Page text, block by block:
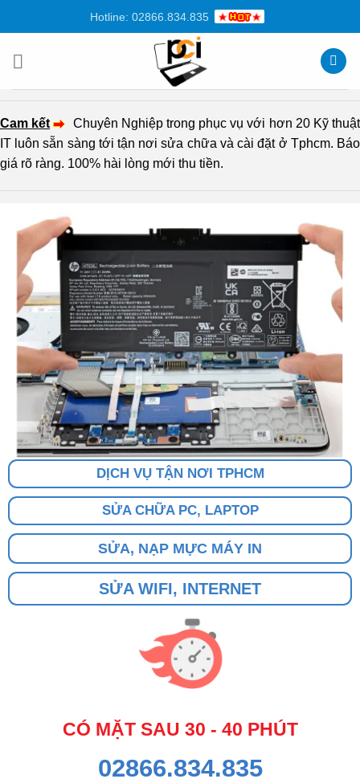
dung
Hotline: 02866.834.835
Cam kết
Chuyên Nghiệp trong phục vụ với hơn 20 Kỹ thuật
IT luôn sẵn sàng tới tận nơi sửa chữa và cài đặt ở Tphcm. Báo
giá rõ ràng. 100% hài lòng mới thu tiền.
DỊCH VỤ TẬN NƠI TPHCM
SỬA CHỮA PC, LAPTOP
SỬA, NẠP MỰC MÁY IN
SỬA WIFI, INTERNET
CÓ MẶT SAU 30 - 40 PHÚT
02866.834.835